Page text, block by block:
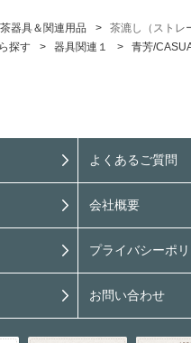
器具＆関連用品 >
茶漉し（ストレ
探す > 器具関連１ > 青芳/
よくあるご質問
会社概要
プライバシーポ
お問い合わせ